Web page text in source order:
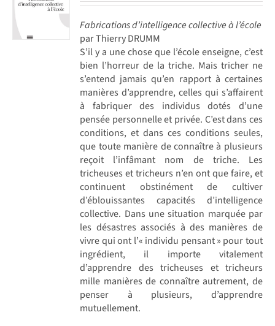
Fabrications d’intelligence collective à l’école
par Thierry DRUMM
S’il y a une chose que l’école enseigne, c’est
bien l’horreur de la triche. Mais tricher ne
s’entend jamais qu’en rapport à certaines
manières d’apprendre, celles qui s’affairent
à fabriquer des individus dotés d’une
pensée personnelle et privée. C’est dans ces
conditions, et dans ces conditions seules,
que toute manière de connaître à plusieurs
reçoit l’infâmant nom de triche. Les
tricheuses et tricheurs n’en ont que faire, et
continuent obstinément de cultiver
d’éblouissantes capacités d’intelligence
collective. Dans une situation marquée par
les désastres associés à des manières de
vivre qui ont l’« individu pensant » pour tout
ingrédient, il importe vitalement
d’apprendre des tricheuses et tricheurs
mille manières de connaître autrement, de
penser à plusieurs, d’apprendre
mutuellement.